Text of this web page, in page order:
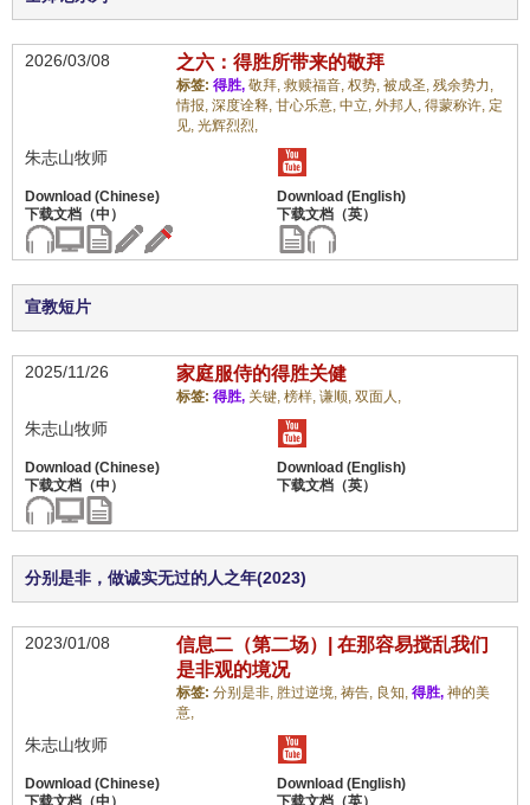
2026/03/08 之六：得胜所带来的敬拜
标签: 得胜, 敬拜, 救赎福音, 权势, 被成圣, 残余势力,
情报, 深度诠释, 甘心乐意, 中立, 外邦人, 得蒙称许, 定
见, 光辉烈烈,
朱志山牧师
宣教短片
2025/11/26 家庭服侍的得胜关健
标签: 得胜, 关键, 榜样, 谦顺, 双面人,
朱志山牧师
分别是非，做诚实无过的人之年(2023)
2023/01/08
信息二（第二场）| 在那容易搅乱我们
是非观的境况
标签: 分别是非, 胜过逆境, 祷告, 良知, 得胜, 神的美
意,
朱志山牧师